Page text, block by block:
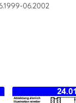
06.2002